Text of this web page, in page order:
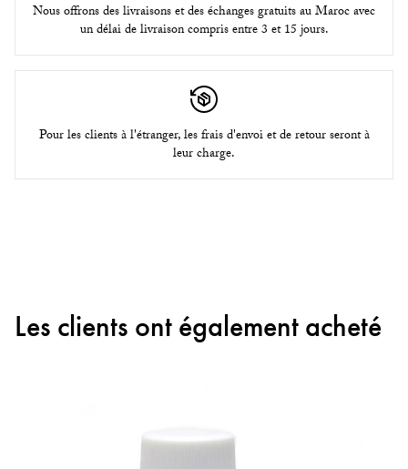
Nous offrons des livraisons et des échanges gratuits au Maroc avec
un délai de livraison compris entre 3 et 15 jours.
Pour les clients à l'étranger, les frais d'envoi et de retour seront à
leur charge.
Les clients ont également acheté